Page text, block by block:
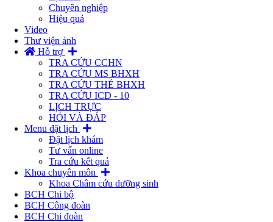
Chuyên nghiệp
Hiệu quả
Video
Thư viện ảnh
Hỗ trợ
TRA CỨU CCHN
TRA CỨU MS BHXH
TRA CỨU THẺ BHXH
TRA CỨU ICD - 10
LỊCH TRỰC
HỎI VÀ ĐÁP
Menu đặt lịch
Đặt lịch khám
Tư vấn online
Tra cứu kết quả
Khoa chuyên môn
Khoa Châm cứu dưỡng sinh
BCH Chi bộ
BCH Công đoàn
BCH Chi đoàn